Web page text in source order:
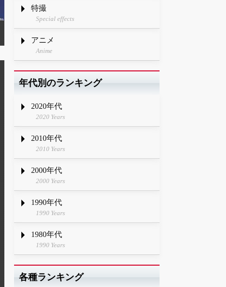
特撮
Special effects
アニメ
Anime
年代別のランキング
2020年代
2020 Years
2010年代
2010 Years
2000年代
2000 Years
1990年代
1990 Years
1980年代
1990 Years
各種ランキング